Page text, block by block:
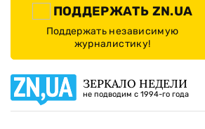
ПОДДЕРЖАТЬ ZN.UA
Поддержать независимую
журналистику!
ЗЕРКАЛО НЕДЕЛИ
не подводим с 1994-го года